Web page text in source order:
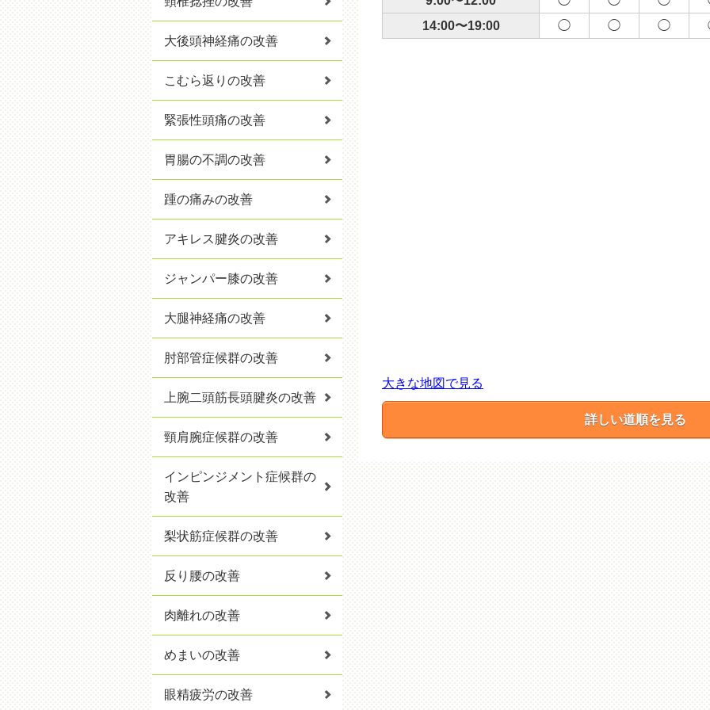
14:00〜19:00
◯ ◯ ◯
大きな地図で見る
詳しい道順を見る
大後頭神経痛の改善
こむら返りの改善
緊張性頭痛の改善
胃腸の不調の改善
踵の痛みの改善
アキレス腱炎の改善
ジャンパー膝の改善
大腿神経痛の改善
肘部管症候群の改善
上腕二頭筋長頭腱炎の改善
頸肩腕症候群の改善
インピンジメント症候群の
改善
梨状筋症候群の改善
反り腰の改善
肉離れの改善
めまいの改善
眼精疲労の改善